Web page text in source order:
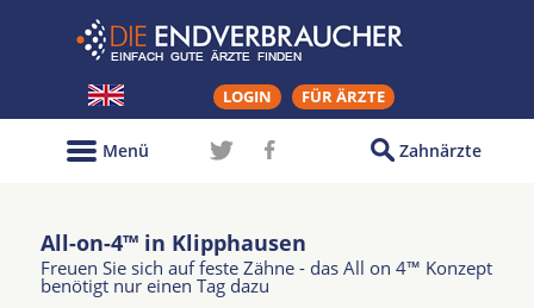
LOGIN FÜR ÄRZTE
Zahnärzte
Menü
All-on-4™ in Klipphausen
Freuen Sie sich auf feste Zähne - das All on 4™ Konzept
benötigt nur einen Tag dazu